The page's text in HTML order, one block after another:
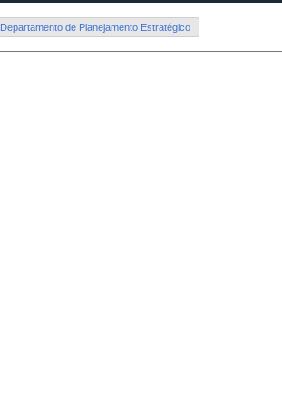
Departamento de Planejamento Estratégico